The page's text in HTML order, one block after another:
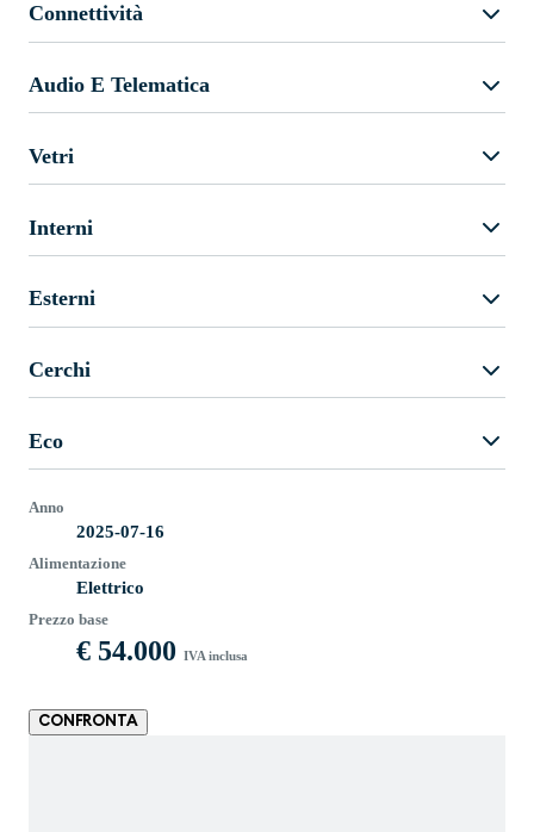
Connettività
Audio E Telematica
Vetri
Interni
Esterni
Cerchi
Eco
Anno
2025-07-16
Alimentazione
Elettrico
Prezzo base
€ 54.000 IVA inclusa
CONFRONTA